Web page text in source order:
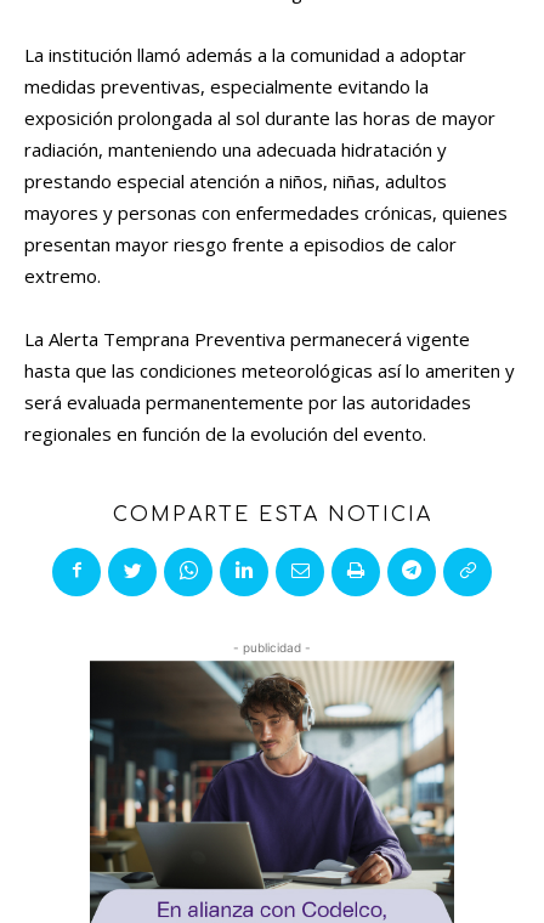
La institución llamó además a la comunidad a adoptar
medidas preventivas, especialmente evitando la
exposición prolongada al sol durante las horas de mayor
radiación, manteniendo una adecuada hidratación y
prestando especial atención a niños, niñas, adultos
mayores y personas con enfermedades crónicas, quienes
presentan mayor riesgo frente a episodios de calor
extremo.
La Alerta Temprana Preventiva permanecerá vigente
hasta que las condiciones meteorológicas así lo ameriten y
será evaluada permanentemente por las autoridades
regionales en función de la evolución del evento.
COMPARTE ESTA NOTICIA
- publicidad -